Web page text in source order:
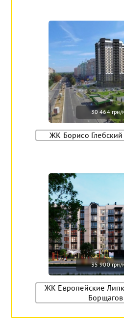
30 464 грн/
ЖК Борисо
35 900 грн/
ЖК Европейские